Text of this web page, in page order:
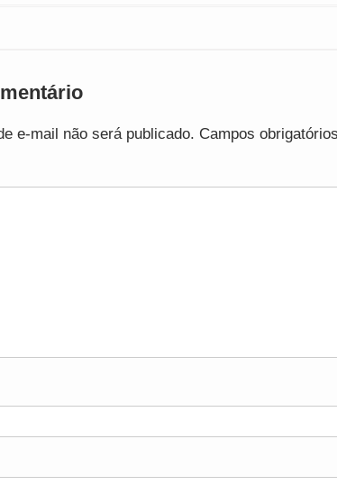
e-mail não será publicado. Campos